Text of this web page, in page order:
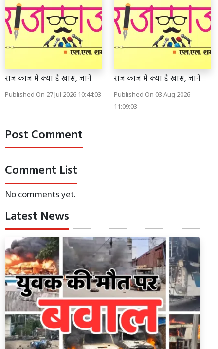
राज काज में क्या है खास, जानें
Published On 27 Jul 2026 10:44:03
राज काज में क्या है खास, जानें
Published On 03 Aug 2026
11:09:03
Post Comment
Comment List
No comments yet.
Latest News